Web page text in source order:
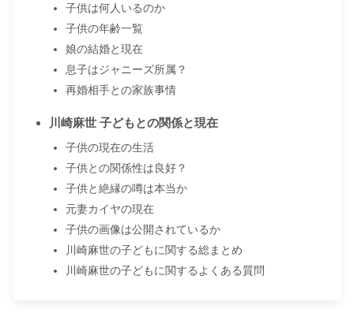
子供は何人いるのか
子供の年齢一覧
娘の結婚と現在
息子はジャニーズ所属？
再婚相手との家族事情
川崎麻世 子どもとの関係と現在
子供の現在の生活
子供との関係性は良好？
子供と絶縁の噂は本当か
元妻カイヤの現在
子供の画像は公開されているか
川崎麻世の子どもに関する総まとめ
川崎麻世の子どもに関するよくある質問